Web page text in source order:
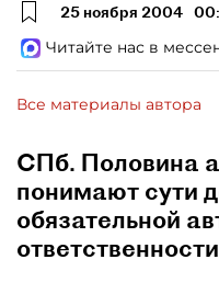
25 ноября 2004
Читайте нас в
Все материалы автора
СПб. Половина
понимают сути
обязательной